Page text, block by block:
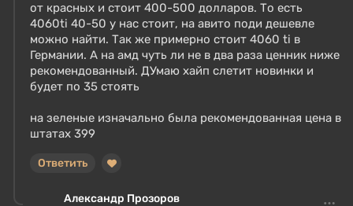
от красных и стоит 400-500 долларов. То есть
4060ti 40-50 у нас стоит, на авито поди дешевле
можно найти. Так же примерно стоит 4060 ti в
Германии. А на амд чуть ли не в два раза ценник ниже
рекомендованный. ДУмаю хайп слетит новинки и
будет по 35 стоять
на зеленые изначально была рекомендованная цена в
штатах 399
Ответить
Александр Прозоров